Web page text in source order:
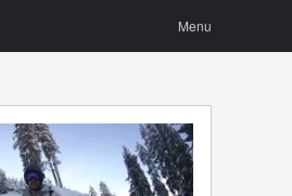
content
Menu